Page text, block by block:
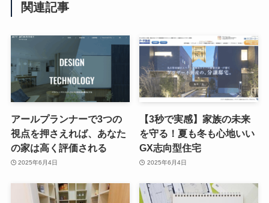
関連記事
アールプランナーで3つの
視点を押さえれば、あなた
の家は高く評価される
2025年6月4日
【3秒で実感】家族の未来
を守る！夏も冬も心地いい
GX志向型住宅
2025年6月4日